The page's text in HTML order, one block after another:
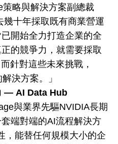
略與解決方案副總裁
十年採取既有商業營運
開始全力打造企業的全
的競爭力，就需要採取
針對這些未來挑戰，
決方案。」
— AI Data Hub
與業界先驅NVIDIA長期
端對端的AI流程解決方
，能替任何規模大小的企